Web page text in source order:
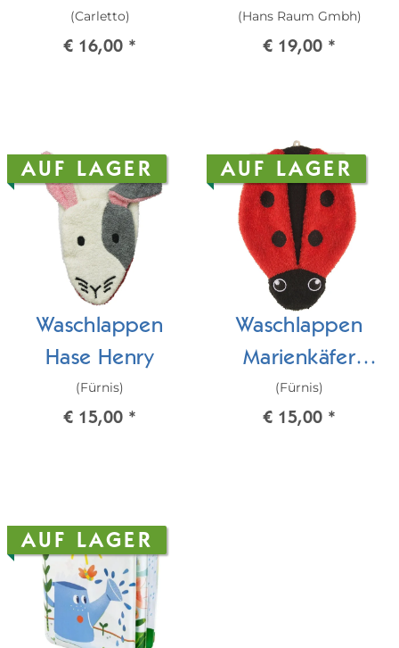
(Carletto)
€ 16,00 *
(Hans Raum Gmbh)
€ 19,00 *
AUF LAGER
Waschlappen
Hase Henry
(Fürnis)
€ 15,00 *
AUF LAGER
Waschlappen
Marienkäfer
Martin
(Fürnis)
€ 15,00 *
AUF LAGER